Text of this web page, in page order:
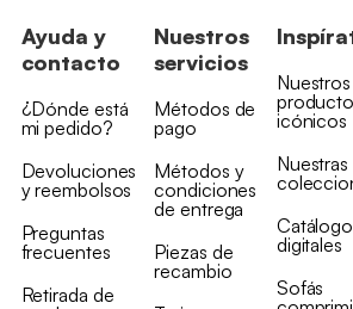
Ayuda y
contacto
¿Dónde está
mi pedido?
Devoluciones
y reembolsos
Preguntas
frecuentes
Retirada de
Nuestros
servicios
Métodos de
pago
Métodos y
condiciones
de entrega
Piezas de
recambio
Nuestros
icónicos
Nuestras
digitales
Sofás